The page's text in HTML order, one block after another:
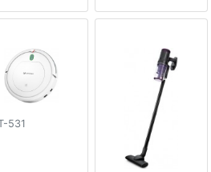
531